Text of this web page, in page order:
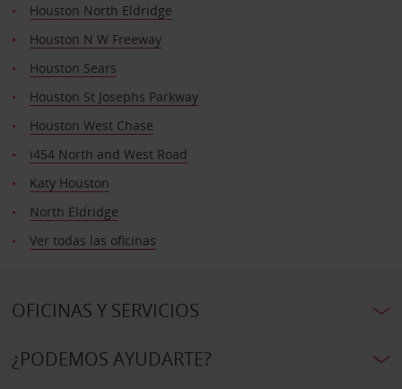
Houston North Eldridge
Houston N W Freeway
Houston Sears
Houston St Josephs Parkway
Houston West Chase
i454 North and West Road
Katy Houston
North Eldridge
Ver todas las oficinas
OFICINAS Y SERVICIOS
¿PODEMOS AYUDARTE?